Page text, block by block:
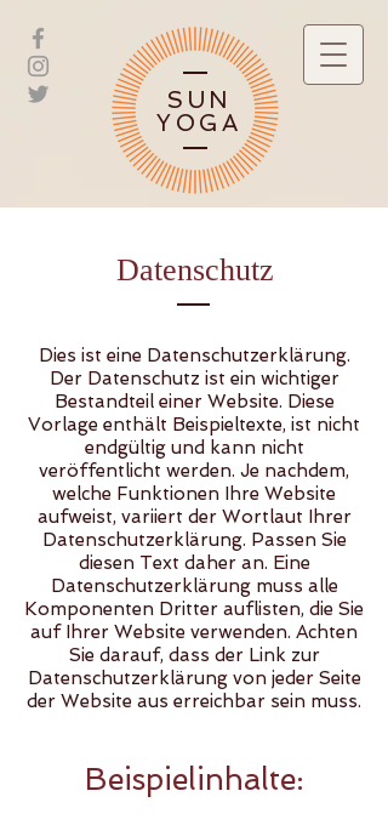
SUN
YOGA
Datenschutz
Dies ist eine Datenschutzerklärung.
Der Datenschutz ist ein wichtiger
Bestandteil einer Website. Diese
Vorlage enthält Beispieltexte, ist nicht
endgültig und kann nicht
veröffentlicht werden. Je nachdem,
welche Funktionen Ihre Website
aufweist, variiert der Wortlaut Ihrer
Datenschutzerklärung. Passen Sie
diesen Text daher an. Eine
Datenschutzerklärung muss alle
Komponenten Dritter auflisten, die Sie
auf Ihrer Website verwenden. Achten
Sie darauf, dass der Link zur
Datenschutzerklärung von jeder Seite
der Website aus erreichbar sein muss.
Beispielinhalte: